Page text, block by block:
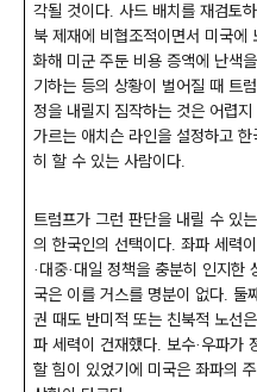
각될 것이다. 사드 배치를 재검토
북 제재에 비협조적이면서 미국에
화해 미군 주둔 비용 증액에 난색
기하는 등의 상황이 벌어질 때 트
정을 내릴지 짐작하는 것은 어렵지
가르는 애치슨 라인을 설정하고
히 할 수 있는 사람이다.
트럼프가 그런 판단을 내릴 수 있
의 한국인의 선택이다. 좌파 세력
· 대중· 대일 정책을 충분히 인지한
국은 이를 거스를 명분이 없다. 둘
권 때도 반미적 또는 친북적 노선
파 세력이 건재했다. 보수· 우파가
할 힘이 있었기에 미국은 좌파의